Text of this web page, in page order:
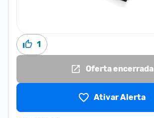
1
Oferta encerrada
Ativar Alerta